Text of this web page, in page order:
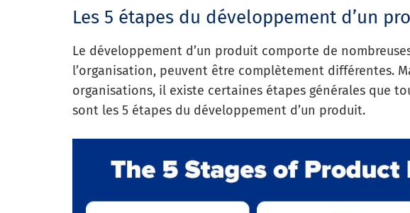
Les 5 étapes du développement d’un
Le développement d’un produit comporte de
l’organisation, peuvent être complètement différentes.
organisations, il existe certaines étapes générales que
sont les 5 étapes du développement d’un produit.